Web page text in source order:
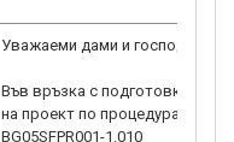
Уважаеми дами и господа,
Във връзка с подготовката
на проект по процедура
BG05SFPR001-1.010